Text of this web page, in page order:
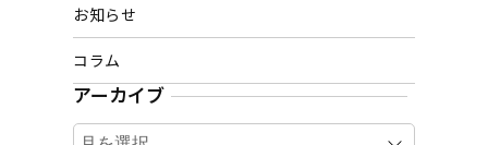
お知らせ
コラム
アーカイブ
ア